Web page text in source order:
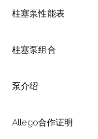
柱塞泵性能表
柱塞泵组合
泵介绍
Allego合作证明